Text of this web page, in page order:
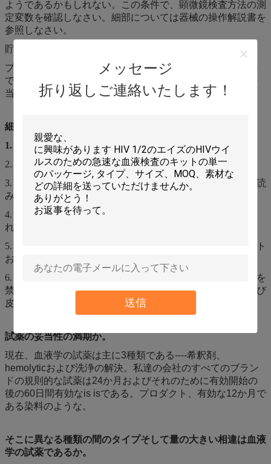
メッセージ
折り返しご連絡いたします！
送信
ようであるかもしれない。この条件で、顕微鏡検査方法の測
定変数を確認しなさい。細部については器械の操作解説書を
参照しなさい。
貯蔵
プロダクトは2℃-35℃で貯えられるべきで、貯蔵期間は2年
である。びんを開けた後、それは15℃-30℃で使用され、妥
当性の期間は60日である。
細胞カウンタの試薬の注意
1.
このプロダクトは生体外で診断試薬である;
2. 汚染を密封し、防ぐ注意;
3. 妥当性の期間を超過するとき指示を使用の前に注意深く読
み、それらを使用することを止めるべきである;
4. プロダクトが凍っていれば、室温で完全に霜を取り除か
れ、混合の後で使用されるべきである。
5. 汚染された包装材料の不用な液体、無駄、残りプロダクト
および処置はローカル規則に、従う;
6. 厳しく目および皮が付いている接触を食べ、避けることを
禁止する。一度沢山の水とすぐにきれいなあなたの目および
皮に、連絡し、医師の忠告を追求しなさい。
試薬の妥当性の満期か。
現在、血液学の試薬は主に3種類である----希釈剤、
hemolyticおよび洗浄の解決。私達の会社のすべてのブラン
ドの規則的な試薬は24か月およびそれのために有効開始の
後の60日間有効なis isである。プロダクト、有効な12か月で
ある染料のような。
そこに異なる種類の間のタイプそして量の大きい相違は血液
学の試薬であるか。